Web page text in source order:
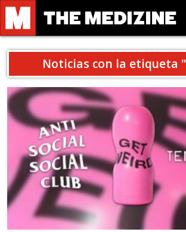
Noticias con la etiqueta "